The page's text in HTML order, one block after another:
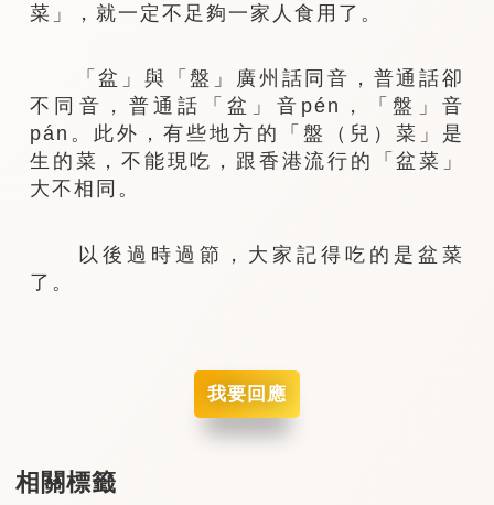
菜」，就一定不足夠一家人食用了。
「盆」與「盤」廣州話同音，普通話卻
不同音，普通話「盆」音pén，「盤」音
pán。此外，有些地方的「盤（兒）菜」是
生的菜，不能現吃，跟香港流行的「盆菜」
大不相同。
以後過時過節，大家記得吃的是盆菜
了。
我要回應
相關標籤